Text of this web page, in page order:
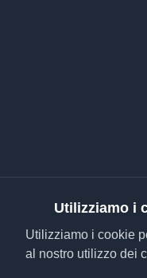
Utilizziamo i
Utilizziamo i cookie
al nostro utilizzo dei